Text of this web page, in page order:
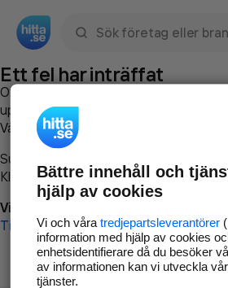
Ett fel har inträffat
Om du vill kan du
uppstod så att vi lättare och snabbare
Vänligen försök med följande:
Surfa till
Klicka påTillbaka-knappen i
Vi beklagar besväret!
Till startsidan
Bättre innehåll och
hjälp av cookies
Vi och våra tredjepartsleverantörer
information med hjälp av cookies
enhetsidentifierare då du besöker
av informationen kan vi utveckla
tjänster.